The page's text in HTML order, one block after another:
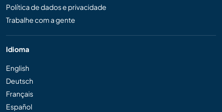
Política de dados e privacidade
Trabalhe com a gente
Idioma
English
Deutsch
Français
Español